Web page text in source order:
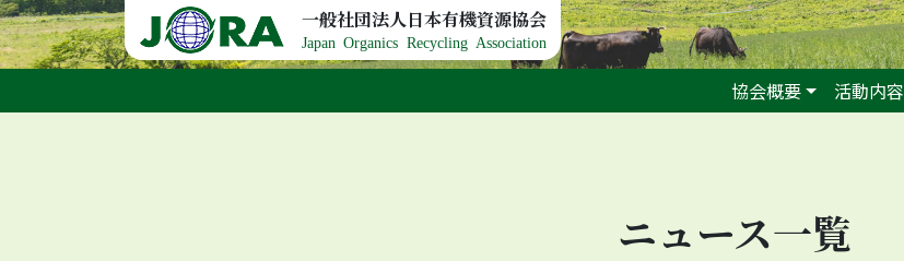
Skip to content 一般社団法人日本有機資源協会
Japan Organics Recycling Association
協会概要 活動内容
ニュース一覧